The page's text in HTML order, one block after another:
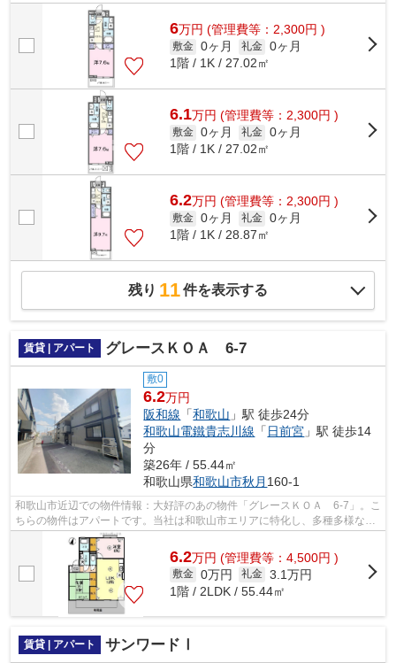
りませんか？お探しの際はホームズにお...
6万円 (管理費等：2,300円 )
敷金 0ヶ月 礼金 0ヶ月
1階 / 1K / 27.02㎡
6.1万円 (管理費等：2,300円 )
敷金 0ヶ月 礼金 0ヶ月
1階 / 1K / 27.02㎡
6.2万円 (管理費等：2,300円 )
敷金 0ヶ月 礼金 0ヶ月
1階 / 1K / 28.87㎡
残り 11件を表示する
賃貸 | アパート グレースＫＯＡ 6-7
敷0
6.2万円
阪和線 「和歌山 」駅 徒歩24分
和歌山電鐵貴志川線 「 日前宮 」駅 徒歩14
分
築26年 / 55.44㎡
和歌山県和歌山市秋月 160-1
和歌山市近辺での物件情報：大好評のあの物件「グレースＫＯＡ 6-7」。こ
ちらの物件はアパートです。当社は和歌山市エリアに特化し、多種多様な賃
貸物件情報を豊富に取り扱っています...
6.2万円 (管理費等：4,500円 )
敷金 0万円 礼金 3.1万円
1階 / 2LDK / 55.44㎡
賃貸 | アパート サンワードⅠ